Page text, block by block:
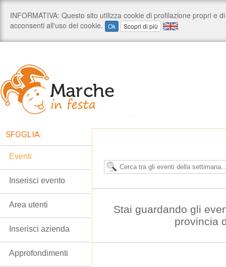
Stai guardando gli
provincia
SFOGLIA:
Eventi
Inserisci evento
Area utenti
Inserisci azienda
Approfondimenti